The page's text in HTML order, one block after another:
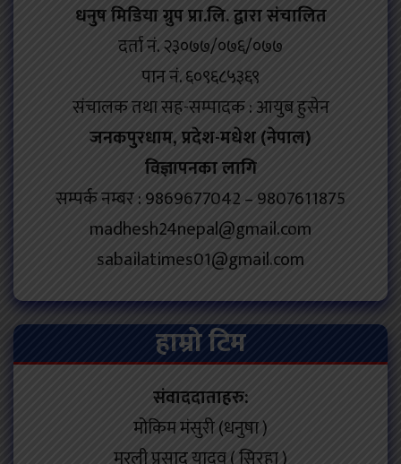
धनुष मिडिया ग्रुप प्रा.लि. द्वारा संचालित
दर्ता नं. २३०७७/०७६/०७७
पान नं. ६०९६८५३६९
संचालक तथा सह-सम्पादक : आयुब हुसेन
जनकपुरधाम, प्रदेश-मधेश (नेपाल)
विज्ञापनका लागि
सम्पर्क नम्बर : 9869677042 – 9807611875
madhesh24nepal@gmail.com
sabailatimes01@gmail.com
हाम्रो टिम
संवाददाताहरु:
मोकिम मंसुरी (धनुषा )